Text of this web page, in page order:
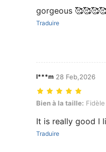
gorgeous
Traduire
l***m 28 Feb,2026
Bien à la taille: Fidèle à
Bien à la taille:
It is really good I
Traduire